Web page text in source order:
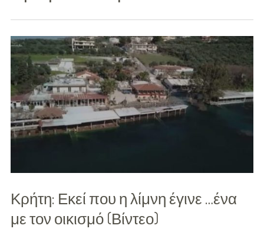
Διασκέδαση
Εκπαίδευση
Βάπτιση
Οργάνωση
Βάπτισης
Διάσημες
Παιδικό Δωμάτιο
Κρήτη: Εκεί που η λίμνη έγινε …ένα
με τον οικισμό (Βίντεο)